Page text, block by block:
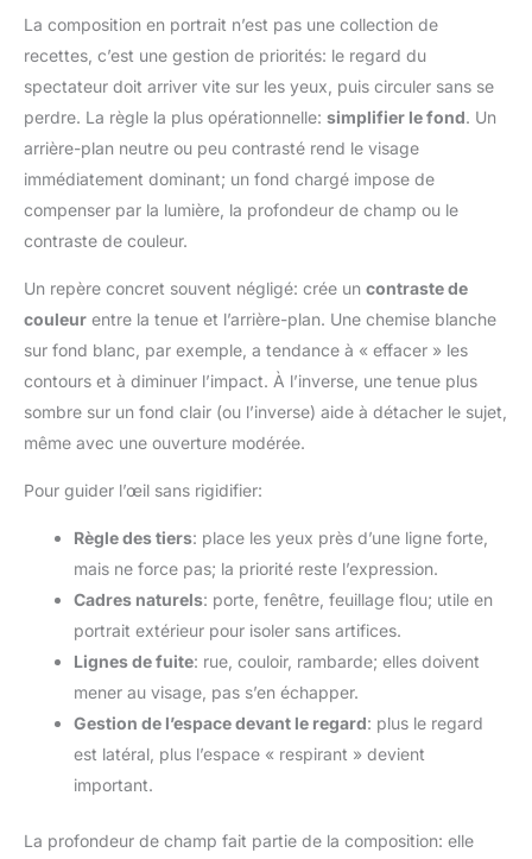
La composition en portrait n’est pas une collection de
recettes, c’est une gestion de priorités: le regard du
spectateur doit arriver vite sur les yeux, puis circuler sans se
perdre. La règle la plus opérationnelle: simplifier le fond. Un
arrière-plan neutre ou peu contrasté rend le visage
immédiatement dominant; un fond chargé impose de
compenser par la lumière, la profondeur de champ ou le
contraste de couleur.
Un repère concret souvent négligé: crée un contraste de
couleur entre la tenue et l’arrière-plan. Une chemise blanche
sur fond blanc, par exemple, a tendance à « effacer » les
contours et à diminuer l’impact. À l’inverse, une tenue plus
sombre sur un fond clair (ou l’inverse) aide à détacher le sujet,
même avec une ouverture modérée.
Pour guider l’œil sans rigidifier:
Règle des tiers: place les yeux près d’une ligne forte,
mais ne force pas; la priorité reste l’expression.
Cadres naturels: porte, fenêtre, feuillage flou; utile en
portrait extérieur pour isoler sans artifices.
Lignes de fuite: rue, couloir, rambarde; elles doivent
mener au visage, pas s’en échapper.
Gestion de l’espace devant le regard: plus le regard
est latéral, plus l’espace « respirant » devient
important.
La profondeur de champ fait partie de la composition: elle